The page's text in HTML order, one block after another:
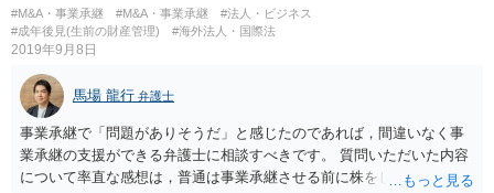
負担すべきであり、仲介業者に責任がない限り、成婚料の支払いを拒
絶することはできないと判断されています。この裁判例は、仲介業者
を示唆しており、本件でも同様に、指輪の返還が貴社の責任範囲外の
問題であると主張する上で参考になります。 2. 今後の対応について
相手方代理人に対し、内容証明郵便などで書面にて貴社の見解を明確
に伝えることが重要です。その書面には、以下の内容を盛り込むこと
が考えられます。 成婚料について: 円満な解決を優先する観点から、
#M&A・事業承継 #M&A・事業承継
#法人・ビジネス
#成年後見(生前の財産管理)
#海外法人・国際法
2019年9月8日
馬場 龍行 弁護士
事業承継で「問題がありそうだ」と感じたのであれば，間違いなく事
業承継の支援ができる弁護士に相談すべきです。 質問いただいた内容
について率直な感想は，普通は事業承継させる前に株をしっかり集め